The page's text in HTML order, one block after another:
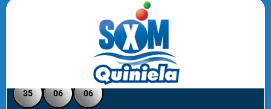
Quiniela SXM - Noche
35 06 06